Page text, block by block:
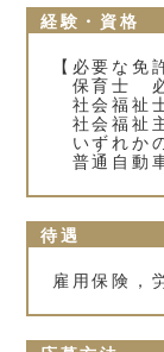
経験・資格
【必要な免
保育士
社会福祉
社会福祉
いずれか
普通自動
待遇
雇用保険，